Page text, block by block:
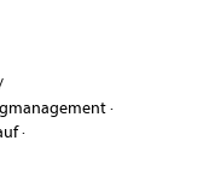
·
·